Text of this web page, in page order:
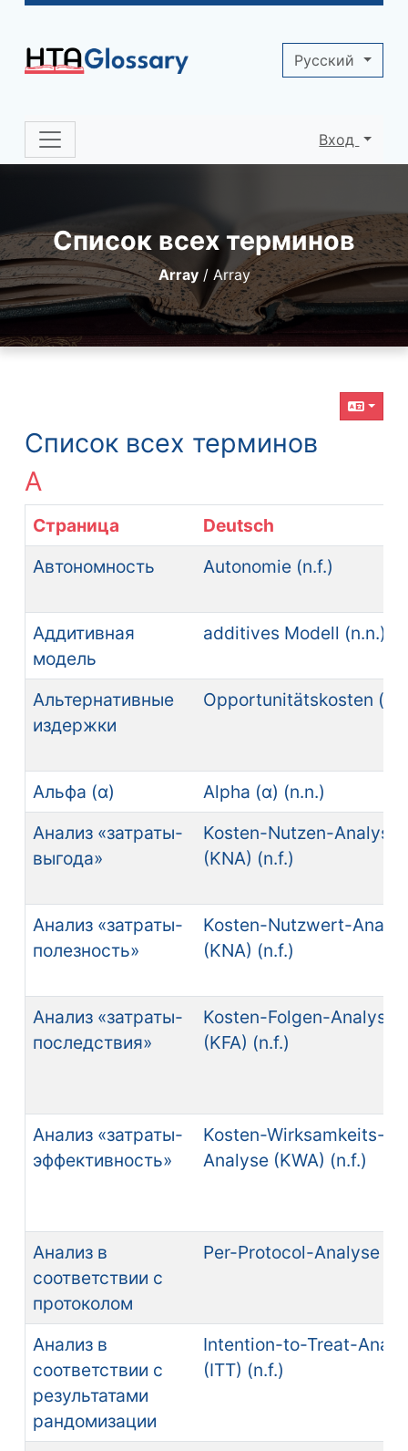
Список всех терминов
Array/ Array
Список всех терминов
А
Страница
Deutsch
Автономность
Autonomie (n.f.)
Аддитивная
модель
additives Modell (n.n.)
Альтернативные
издержки
Opportunitätskosten
Альфа (α)
Alpha (α) (n.n.)
Анализ «затраты-
выгода»
Kosten-Nutzen-Analyse
(KNA) (n.f.)
Анализ «затраты-
полезность»
Kosten-Nutzwert-
(KNA) (n.f.)
Анализ «затраты-
последствия»
Kosten-Folgen-Analyse
(KFA) (n.f.)
Анализ «затраты-
эффективность»
Kosten-Wirksamkeits-
Analyse (KWA) (n.f.)
Анализ в
соответствии с
протоколом
Per-Protocol-Analyse
Анализ в
соответствии с
результатами
рандомизации
Intention-to-Treat-
(ITT) (n.f.)
Site identity, navigation, etc.
Вход
Pусский